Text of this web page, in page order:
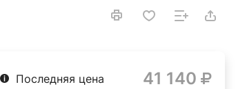
Последняя цена 41 140